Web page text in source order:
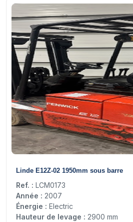
Linde E12Z-02 1950mm sous barre
Ref. : LCM0173
Année : 2007
Énergie : Electric
Hauteur de levage : 2900 mm